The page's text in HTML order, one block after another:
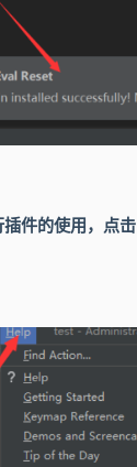
件的使用，点击